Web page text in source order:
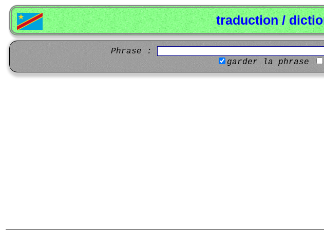
traduction /
Phrase :
garder la phrase